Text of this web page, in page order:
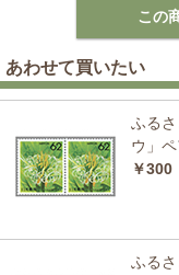
あわせて買いたい
ふる
ウ」
￥300
ふる